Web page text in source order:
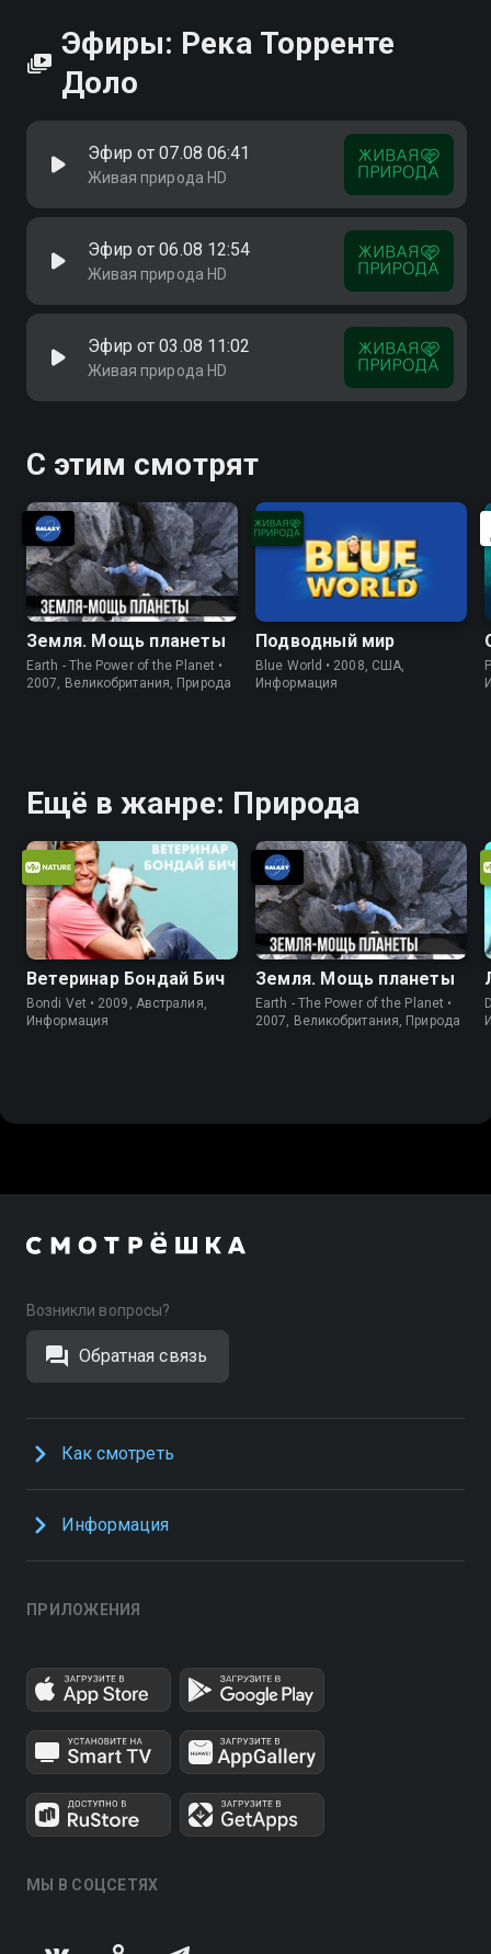
Эфиры: Река Торренте
Доло
Эфир от 07.08 06:41
Живая природа HD
Эфир от 06.08 12:54
Живая природа HD
Эфир от 03.08 11:02
Живая природа HD
С этим смотрят
Земля. Мощь планеты
Earth - The Power of the Planet •
2007, Великобритания, Природа
Подводный мир
Blue World • 2008, США,
Информация
Ещё в жанре: Природа
Ветеринар Бондай Бич
Bondi Vet • 2009, Австралия,
Информация
Земля. Мощь планеты
Earth - The Power of the Planet •
2007, Великобритания, Природа
Возникли вопросы?
Обратная связь
Как смотреть
Информация
ПРИЛОЖЕНИЯ
МЫ В СОЦСЕТЯХ